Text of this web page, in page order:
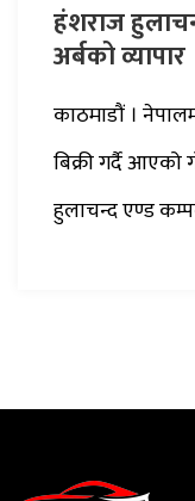
हंशराज
अर्बको व्यापार
काठमाडौं ।
बिक्री गर्दै आएको
हुलाचन्द एण्ड